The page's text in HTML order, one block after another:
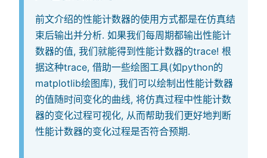
前文介绍的性能计数器的使用方式都是在仿真结
束后输出并分析. 如果我们每周期都输出性能计
数器的值, 我们就能得到性能计数器的trace! 根
据这种trace, 借助一些绘图工具(如python的
matplotlib绘图库), 我们可以绘制出性能计数器
的值随时间变化的曲线, 将仿真过程中性能计数
器的变化过程可视化, 从而帮助我们更好地判断
性能计数器的变化过程是否符合预期.